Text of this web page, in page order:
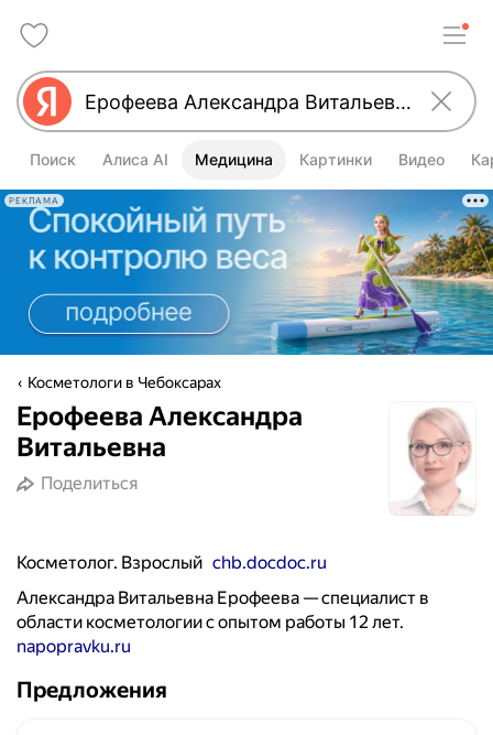
Поиск Алиса AI Медицина Картинки Видео
РЕКЛАМА
Косметологи в Чебоксарах
Ерофеева Александра
Витальевна
Поделиться
Косметолог. Взрослый chb.docdoc.ru
Александра Витальевна Ерофеева — специалист в
области косметологии с опытом работы 12 лет.
napopravku.ru
Предложения